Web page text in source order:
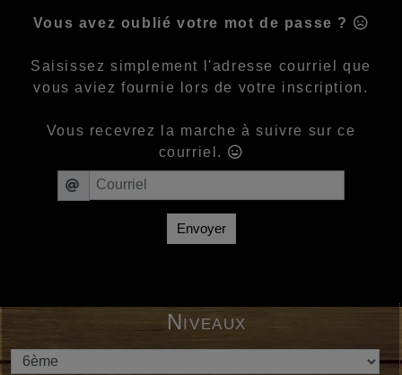
Niveaux
Vous avez oublié votre mot de passe ?
Saisissez simplement l'adresse courriel que
vous aviez fournie lors de votre inscription.
Vous recevrez la marche à suivre sur ce
courriel.
Envoyer